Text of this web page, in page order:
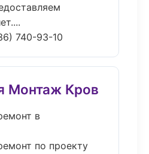
740-93-10
Монтаж Кров
в
по проекту